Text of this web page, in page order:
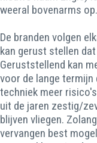
weeral bovenarms op.
De branden volgen
kan gerust stellen
Geruststellend kan
voor de lange
techniek meer
uit de jaren zestig/
blijven vliegen.
vervangen best